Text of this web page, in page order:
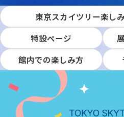
東京スカイツリー楽し
特設ページ
館内での楽しみ方